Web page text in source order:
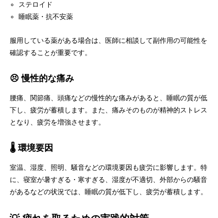
ステロイド
睡眠薬・抗不安薬
服用している薬がある場合は、医師に相談して副作用の可能性を
確認することが重要です。
😣 慢性的な痛み
腰痛、関節痛、頭痛などの慢性的な痛みがあると、睡眠の質が低
下し、疲労が蓄積します。また、痛みそのものが精神的ストレス
となり、疲労を増強させます。
🌡️ 環境要因
室温、湿度、照明、騒音などの環境要因も疲労に影響します。特
に、寝室が暑すぎる・寒すぎる、湿度が不適切、外部からの騒音
があるなどの状況では、睡眠の質が低下し、疲労が蓄積します。